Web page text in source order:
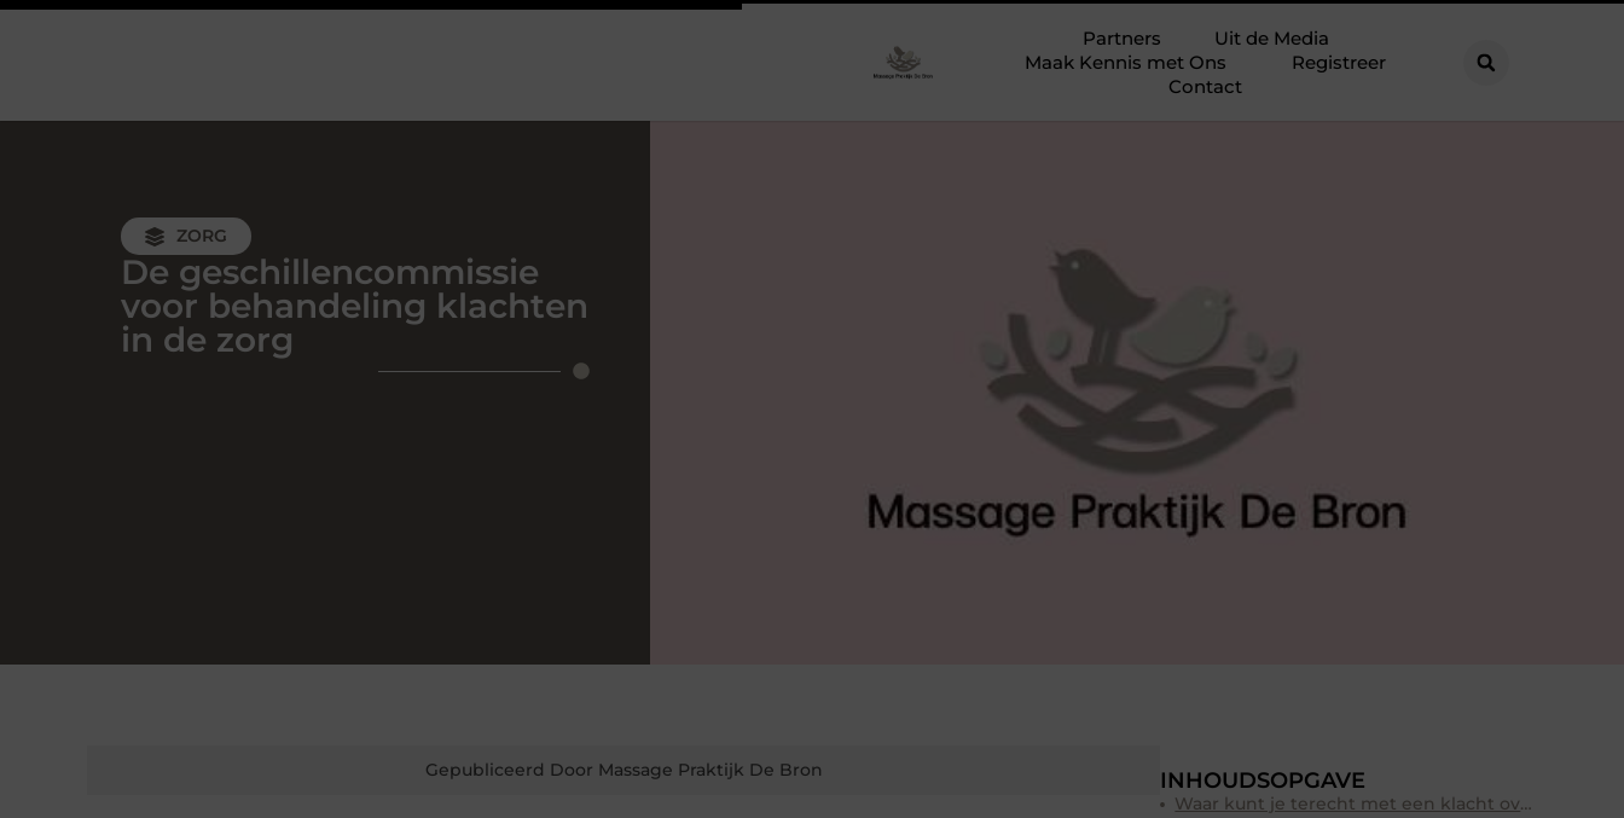
Partners
Uit de Media
Maak Kennis met Ons
Registreer
Contact
ZORG
De geschillencommissie
voor behandeling klachten
in de zorg
Gepubliceerd Door Massage Praktijk De Bron INHOUDSOPGAVE
Waar kunt je terecht met een klacht over je zorgverlener